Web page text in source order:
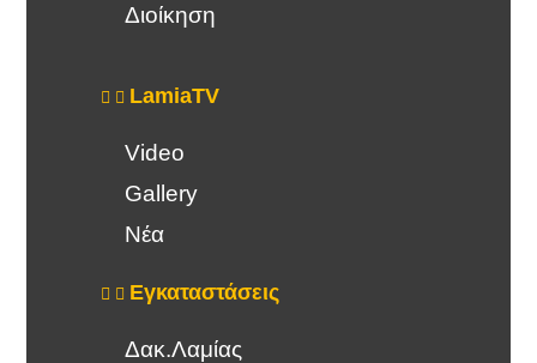
Διοίκηση
LamiaTV
Video
Gallery
Νέα
Εγκαταστάσεις
Δακ.Λαμίας